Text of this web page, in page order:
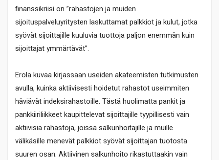
finanssikriisi on ”rahastojen ja muiden
sijoituspalveluyritysten laskuttamat palkkiot ja kulut, jotka
syövät sijoittajille kuuluvia tuottoja paljon enemmän kuin
sijoittajat ymmärtävät”.
Erola kuvaa kirjassaan useiden akateemisten tutkimusten
avulla, kuinka aktiivisesti hoidetut rahastot useimmiten
häviävät indeksirahastoille. Tästä huolimatta pankit ja
pankkiiriliikkeet kaupittelevat sijoittajille tyypillisesti vain
aktiivisia rahastoja, joissa salkunhoitajille ja muille
välikäsille menevät palkkiot syövät sijoittajan tuotosta
suuren osan. Aktiivinen salkunhoito rikastuttaakin vain